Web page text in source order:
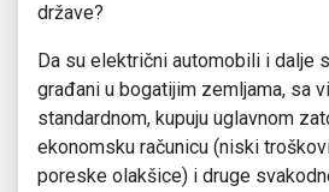
države?
Da su električni automobili i dalje
građani u bogatijim zemljama, sa
standardnom, kupuju uglavnom
ekonomsku računicu (niski
poreske olakšice) i druge